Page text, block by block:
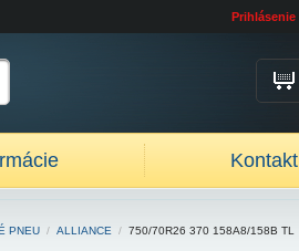
Prihlásenie
Kontakt
PNEU / ALLIANCE / 750/70R26 370 158A8/158B TL